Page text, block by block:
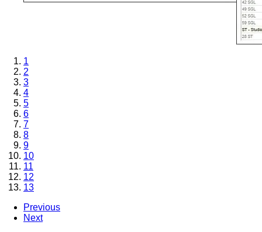
1
2
3
4
5
6
7
8
9
10
11
12
13
Previous
Next